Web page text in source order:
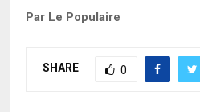
Par Le Populaire
SHARE 0